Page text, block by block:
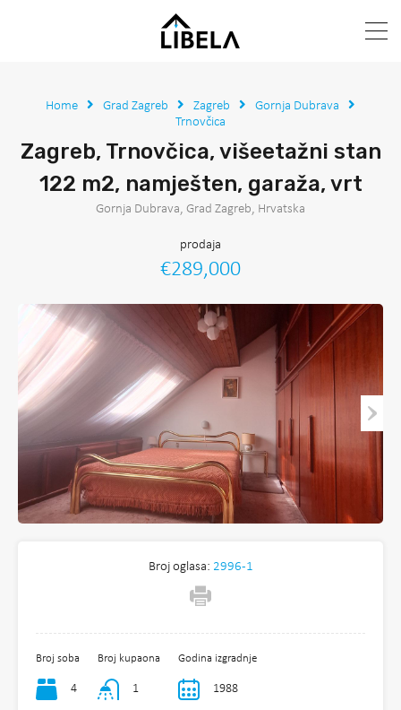
Home Grad Zagreb Zagreb
Gornja Dubrava
Trnovčica
Zagreb, Trnovčica, višeetažni stan
122 m2, namješten, garaža, vrt
Gornja Dubrava, Grad Zagreb, Hrvatska
prodaja
€289,000
Broj oglasa: 2996-1
Broj soba
4
Broj kupaona
1
Godina izgradnje
1988